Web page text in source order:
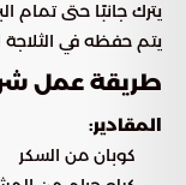
يترك جانبًا حتى
يتم حفظه في الثلاجة
طريقة عمل
المقادير:
كوبان من السكر